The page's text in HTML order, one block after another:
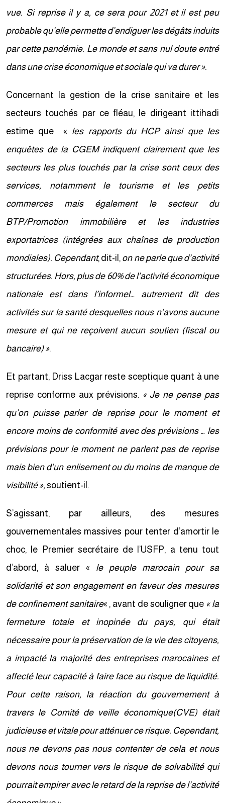
vue. Si reprise il y a, ce sera pour 2021 et il est peu
probable qu’elle permette d’endiguer les dégâts induits
par cette pandémie. Le monde et sans nul doute entré
dans une crise économique et sociale qui va durer ».
Concernant la gestion de la crise sanitaire et les
secteurs touchés par ce fléau, le dirigeant ittihadi
estime que «les rapports du HCP ainsi que les
enquêtes de la CGEM indiquent clairement que les
secteurs les plus touchés par la crise sont ceux des
services, notamment le tourisme et les petits
commerces mais également le secteur du
BTP/Promotion immobilière et les industries
exportatrices (intégrées aux chaînes de production
mondiales). Cependant , dit-il,on ne parle que d’activité
structurées. Hors, plus de 60% de l’activité économique
nationale est dans l’informel… autrement dit des
activités sur la santé desquelles nous n’avons aucune
mesure et qui ne reçoivent aucun soutien (fiscal ou
bancaire) »
Et partant, Driss Lacgar reste sceptique quant à une
reprise conforme aux prévisions.« Je ne pense pas
qu’on puisse parler de reprise pour le moment et
encore moins de conformité avec des prévisions … les
prévisions pour le moment ne parlent pas de reprise
mais bien d’un enlisement ou du moins de manque de
visibilité »,soutient-il.
S’agissant, par ailleurs, des mesures
gouvernementales massives pour tenter d’amortir le
choc, le Premier secrétaire de l’USFP, a tenu tout
d’abord, à saluer «le peuple marocain pour sa
solidarité et son engagement en faveur des mesures
de confinement sanitaire« , avant de souligner que« la
fermeture totale et inopinée du pays, qui était
nécessaire pour la préservation de la vie des citoyens,
a impacté la majorité des entreprises marocaines et
affecté leur capacité à faire face au risque de liquidité.
Pour cette raison, la réaction du gouvernement à
travers le Comité de veille économique(CVE) était
judicieuse et vitale pour atténuer ce risque. Cependant,
nous ne devons pas nous contenter de cela et nous
devons nous tourner vers le risque de solvabilité qui
pourrait empirer avec le retard de la reprise de l’activité